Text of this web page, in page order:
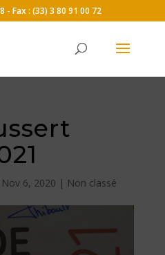
- Fax : (33) 3 80 91 00 72
Nov 6, 2020 | Non classé